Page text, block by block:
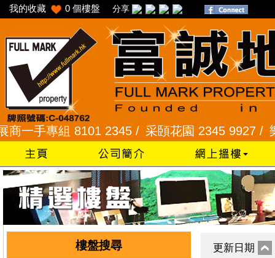
我的收藏 0 個樓盤 分享
手專組 8101 2345 /采頣花園 2345 9927 /樂
樓盤搜尋 更新日期